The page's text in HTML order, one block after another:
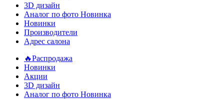
3D дизайн
Аналог по фото Новинка
Новинки
Производители
Адрес салона
🔥Распродажа
Новинки
Акции
3D дизайн
Аналог по фото Новинка